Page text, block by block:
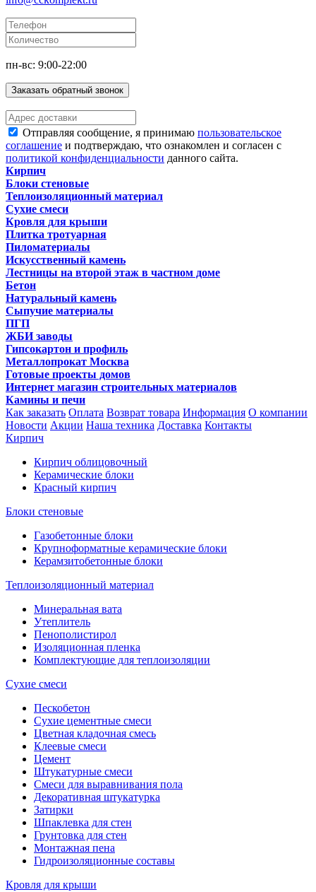
пн-вс: 9:00-22:00
Заказать обратный звонок
Отправляя сообщение, я принимаю пользовательское
соглашение и подтверждаю, что ознакомлен и согласен с
политикой конфиденциальности данного сайта.
Кирпич
Блоки стеновые
Теплоизоляционный материал
Сухие смеси
Кровля для крыши
Плитка тротуарная
Пиломатериалы
Искусственный камень
Лестницы на второй этаж в частном доме
Бетон
Натуральный камень
Сыпучие материалы
ПГП
ЖБИ заводы
Гипсокартон и профиль
Металлопрокат Москва
Готовые проекты домов
Интернет магазин строительных материалов
Камины и печи
Как заказать Оплата Возврат товара Информация О компании
Новости Акции Наша техника Доставка Контакты
Кирпич
Кирпич облицовочный
Керамические блоки
Красный кирпич
Блоки стеновые
Газобетонные блоки
Крупноформатные керамические блоки
Керамзитобетонные блоки
Теплоизоляционный материал
Минеральная вата
Утеплитель
Пенополистирол
Изоляционная пленка
Комплектующие для теплоизоляции
Сухие смеси
Пескобетон
Сухие цементные смеси
Цветная кладочная смесь
Клеевые смеси
Цемент
Штукатурные смеси
Смеси для выравнивания пола
Декоративная штукатурка
Затирки
Шпаклевка для стен
Грунтовка для стен
Монтажная пена
Гидроизоляционные составы
Кровля для крыши